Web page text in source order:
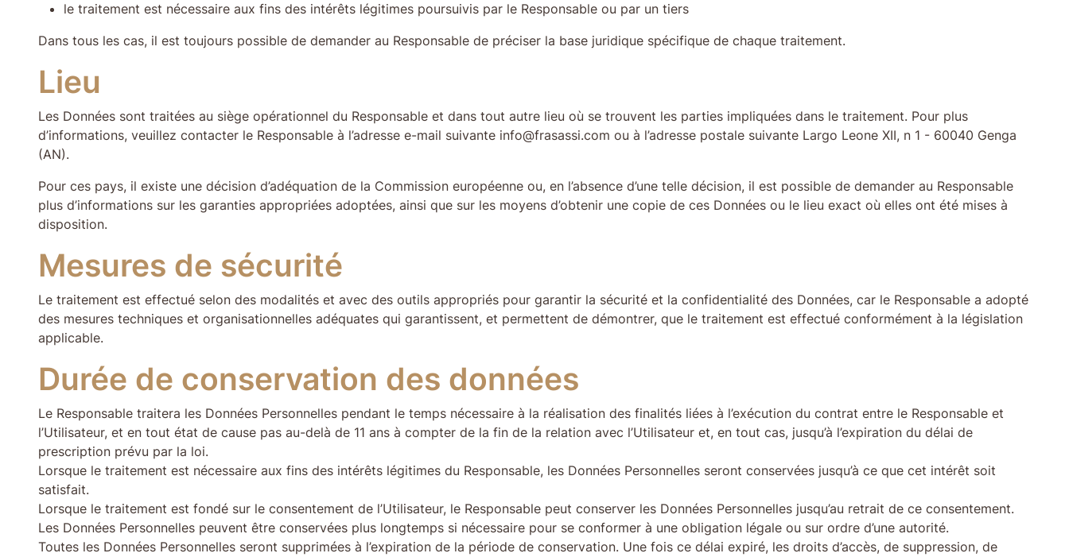
le traitement est nécessaire aux fins des intérêts légitimes poursuivis par le Responsable ou par un tiers
Dans tous les cas, il est toujours possible de demander au Responsable de préciser la base juridique spécifique de chaque traitement.
Lieu
Les Données sont traitées au siège opérationnel du Responsable et dans tout autre lieu où se trouvent les parties impliquées dans le traitement. Pour plus
d’informations, veuillez contacter le Responsable à l’adresse e-mail suivante info@frasassi.com ou à l’adresse postale suivante Largo Leone XII, n 1 - 60040 Genga
(AN).
Pour ces pays, il existe une décision d’adéquation de la Commission européenne ou, en l’absence d’une telle décision, il est possible de demander au Responsable
plus d’informations sur les garanties appropriées adoptées, ainsi que sur les moyens d’obtenir une copie de ces Données ou le lieu exact où elles ont été mises à
disposition.
Mesures de sécurité
Le traitement est effectué selon des modalités et avec des outils appropriés pour garantir la sécurité et la confidentialité des Données, car le Responsable a adopté
des mesures techniques et organisationnelles adéquates qui garantissent, et permettent de démontrer, que le traitement est effectué conformément à la législation
applicable.
Durée de conservation des données
Le Responsable traitera les Données Personnelles pendant le temps nécessaire à la réalisation des finalités liées à l’exécution du contrat entre le Responsable et
l’Utilisateur, et en tout état de cause pas au-delà de 11 ans à compter de la fin de la relation avec l’Utilisateur et, en tout cas, jusqu’à l’expiration du délai de
prescription prévu par la loi.
Lorsque le traitement est nécessaire aux fins des intérêts légitimes du Responsable, les Données Personnelles seront conservées jusqu’à ce que cet intérêt soit
satisfait.
Lorsque le traitement est fondé sur le consentement de l’Utilisateur, le Responsable peut conserver les Données Personnelles jusqu’au retrait de ce consentement.
Les Données Personnelles peuvent être conservées plus longtemps si nécessaire pour se conformer à une obligation légale ou sur ordre d’une autorité.
Toutes les Données Personnelles seront supprimées à l’expiration de la période de conservation. Une fois ce délai expiré, les droits d’accès, de suppression, de